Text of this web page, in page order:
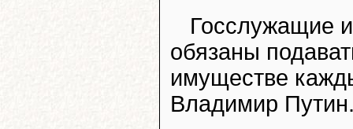
Госслужащие
обязаны
имуществе
Владимир